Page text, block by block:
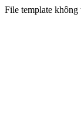
File template